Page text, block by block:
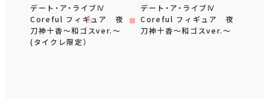
デート・ア・ライブⅣ
Coreful フィギュア 夜
刀神十香～和ゴスver.～
(タイクレ限定）
デート・ア・ライブⅣ
Coreful フィギュア 夜
刀神十香～和ゴスver.～